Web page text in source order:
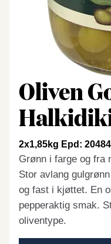
Oliven
2x1,85kg Epd:
Grønn i farge og fra
Stor avlang
og fast i kjøttet. En
pepperaktig smak.
oliventype.